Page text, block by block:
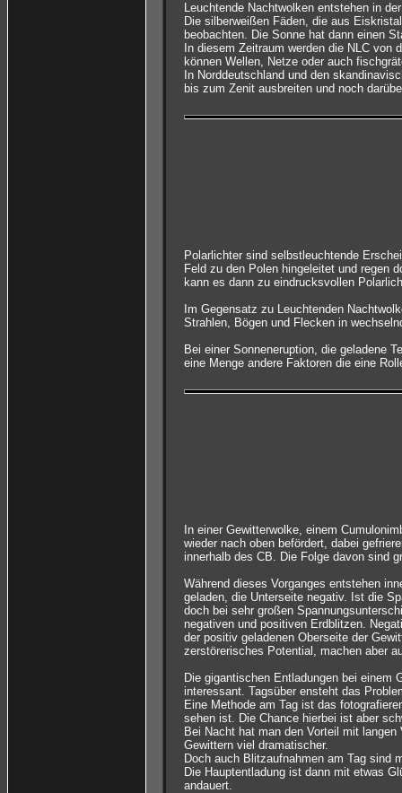
Leuchtende Nachtwolken entstehen in
Die silberweißen Fäden, die aus
beobachten. Die Sonne hat dann einen
In diesem Zeitraum werden die NLC
können Wellen, Netze oder auch
In Norddeutschland und den
bis zum Zenit ausbreiten und noch
Polarlichter sind selbstleuchtende
Feld zu den Polen hingeleitet und regen
kann es dann zu eindrucksvollen
Im Gegensatz zu Leuchtenden
Strahlen, Bögen und Flecken in
Bei einer Sonneneruption, die geladene
eine Menge andere Faktoren die eine
In einer Gewitterwolke, einem
wieder nach oben befördert, dabei
innerhalb des CB. Die Folge davon sind
Während dieses Vorganges entstehen
geladen, die Unterseite negativ. Ist die
doch bei sehr großen
negativen und positiven Erdblitzen.
der positiv geladenen Oberseite der
zerstörerisches Potential, machen aber
Die gigantischen Entladungen bei
interessant. Tagsüber ensteht das
Eine Methode am Tag ist das
sehen ist. Die Chance hierbei ist aber
Bei Nacht hat man den Vorteil mit
Gewittern viel dramatischer.
Doch auch Blitzaufnahmen am Tag sind
Die Hauptentladung ist dann mit etwas
andauert.